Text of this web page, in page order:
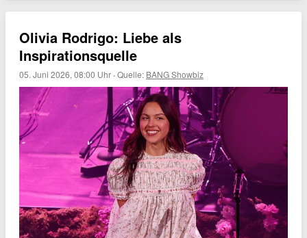
Olivia Rodrigo: Liebe als
Inspirationsquelle
05. Juni 2026, 08:00 Uhr ·Quelle: BANG Showbiz